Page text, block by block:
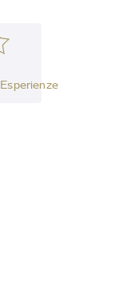
Esperienze